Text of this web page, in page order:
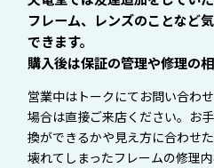
フレーム、レンズのことなど
できます。
購入後は保証の管理や修理の相
営業中はトークにてお問い合わ
場合は直接ご来店ください。お
換ができるかや見え方に合わせ
壊れてしまったフレームの修理